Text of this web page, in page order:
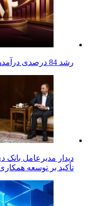
رشد 84 درصدی درآمدهای بانک اقتصادنوین
دیدار مدیرعامل بانک
تأکید بر توسعه